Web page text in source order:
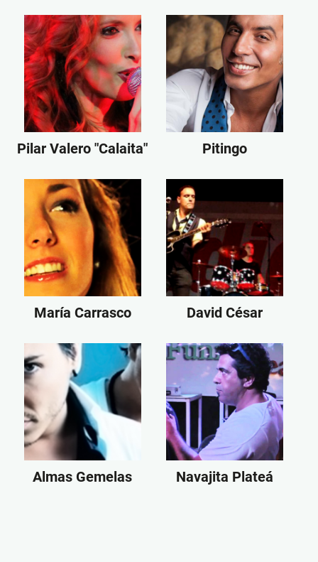
Pilar Valero "Calaita" Pitingo
María Carrasco David César
Almas Gemelas Navajita Plateá